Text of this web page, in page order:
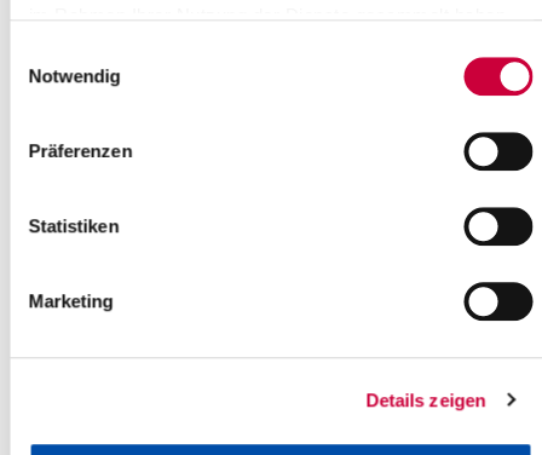
Notwendig
Präferenzen
Statistiken
Marketing
Details zeigen
Frau Eggert
Fax
Anschrift: